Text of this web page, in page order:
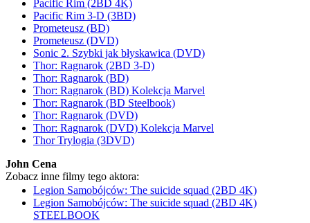
Pacific Rim (2BD 4K)
Pacific Rim 3-D (3BD)
Prometeusz (BD)
Prometeusz (DVD)
Sonic 2. Szybki jak błyskawica (DVD)
Thor: Ragnarok (2BD 3-D)
Thor: Ragnarok (BD)
Thor: Ragnarok (BD) Kolekcja Marvel
Thor: Ragnarok (BD Steelbook)
Thor: Ragnarok (DVD)
Thor: Ragnarok (DVD) Kolekcja Marvel
Thor Trylogia (3DVD)
John Cena
Zobacz inne filmy tego aktora:
Legion Samobójców: The suicide squad (2BD 4K)
Legion Samobójców: The suicide squad (2BD 4K)
STEELBOOK